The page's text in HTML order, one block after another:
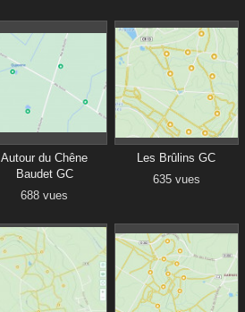
Autour du Chêne
Baudet GC
688 vues
Les Brûlins GC
635 vues